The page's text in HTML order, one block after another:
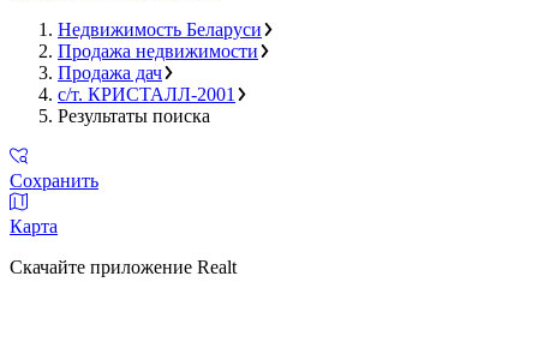
Недвижимость Беларуси
Продажа недвижимости
Продажа дач
с/т. КРИСТАЛЛ-2001
Результаты поиска
Сохранить
Карта
Скачайте приложение Realt